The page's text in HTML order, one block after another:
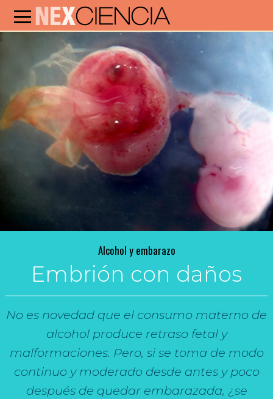
Alcohol y embarazo
Embrión con daños
No es novedad que el consumo materno de
alcohol produce retraso fetal y
malformaciones. Pero, si se toma de modo
continuo y moderado desde antes y poco
después de quedar embarazada, ¿se